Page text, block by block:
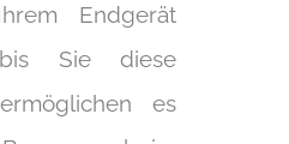
Endgerät
bis Sie diese
es